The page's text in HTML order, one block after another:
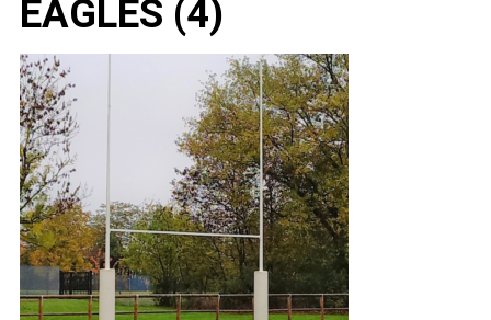
EAGLES (4)